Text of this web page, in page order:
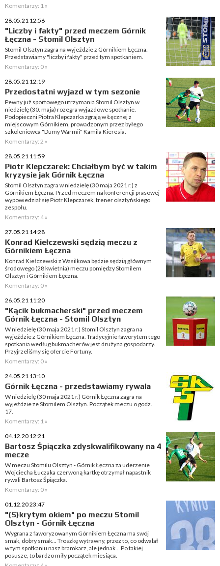
Komentarzy: 1 »
28.05.21 12:56
"Liczby i fakty" przed meczem Górnik
Łęczna - Stomil Olsztyn
Stomil Olsztyn zagra na wyjeździe z Górnikiem Łęczna.
Przedstawiamy "liczby i fakty" przed tym spotkaniem.
Komentarzy: 0 »
28.05.21 12:19
Przedostatni wyjazd w tym sezonie
Pewny już sportowego utrzymania Stomil Olsztyn w
niedzielę (30. maja) rozegra wyjazdowe spotkanie.
Podopieczni Piotra Klepczarka zgrają w Łęcznej z
miejscowym Górnikiem, prowadzonym przez byłego
szkoleniowca "Dumy Warmii" Kamila Kieresia.
Komentarzy: 2 »
28.05.21 11:59
Piotr Klepczarek: Chciałbym być w takim
kryzysie jak Górnik Łęczna
Stomil Olsztyn zagra w niedzielę (30 maja 2021 r.) z
Górnikiem Łęczna. Przed meczem na konferencji prasowej
wypowiedział się Piotr Klepczarek, trener olsztyńskiego
zespołu.
Komentarzy: 4 »
27.05.21 14:28
Konrad Kiełczewski sędzią meczu z
Górnikiem Łęczna
Konrad Kiełczewski z Wasilkowa będzie sędzią głównym
środowego (28 kwietnia) meczu pomiędzy Stomilem
Olsztyn i Górnikiem Łęczna.
Komentarzy: 0 »
26.05.21 11:20
"Kącik bukmacherski" przed meczem
Górnik Łęczna - Stomil Olsztyn
W niedzielę (30 maja 2021 r.) Stomil Olsztyn zagra na
wyjeździe z Górnikiem Łęczna. Tradycyjnie faworytem tego
spotkania według bukmacherów jest drużyna gospodarzy.
Przyjrzeliśmy się ofercie Fortuny.
Komentarzy: 0 »
24.05.21 13:10
Górnik Łęczna - przedstawiamy rywala
W niedzielę (30 maja 2021 r.) Górnik Łęczna zagra na
wyjeździe ze Stomilem Olsztyn. Początek meczu o godz.
17.
Komentarzy: 1 »
04.12.20 12:21
Bartosz Śpiączka zdyskwalifikowany na 4
mecze
W meczu Stomilu Olsztyn - Górnik Łęczna za uderzenie
Wojciecha Łuczaka czerwoną kartkę otrzymał napastnik
rywali Bartosz Śpiączka.
Komentarzy: 0 »
01.12.20 23:47
"(S)krytym okiem" po meczu Stomil
Olsztyn - Górnik Łęczna
Wygrana z faworyzowanym Górnikiem Łęczna ma swój
smak, dobry smak... Troszkę wytrawny, przez to, co odwalał
w tym spotkaniu nasz bramkarz, ale jednak... Po takiej
posusze, to bardzo miły początek miesiąca.